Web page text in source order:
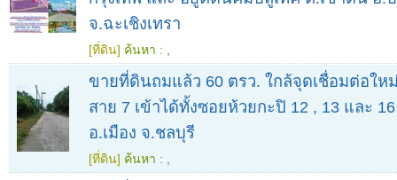
จ.ฉะเชิงเทรา
[ที่ดิน] ค้นหา :
ขายที่ดินถมแล้ว 60 ตรว. ใกล้จุดเชื่อมต่อให
สาย 7 เข้าได้ทั้งซอยห้วยกะปิ 12 , 13 และ
อ.เมือง จ.ชลบุรี
[ที่ดิน] ค้นหา :